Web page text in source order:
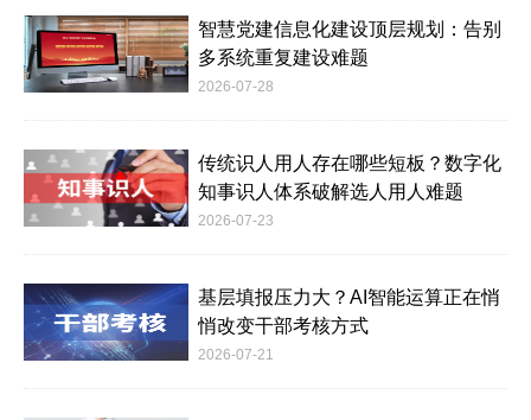
智慧党建信息化建设顶层规划：告别
多系统重复建设难题
2026-07-28
传统识人用人存在哪些短板？数字化
知事识人体系破解选人用人难题
2026-07-23
基层填报压力大？AI智能运算正在悄
悄改变干部考核方式
2026-07-21